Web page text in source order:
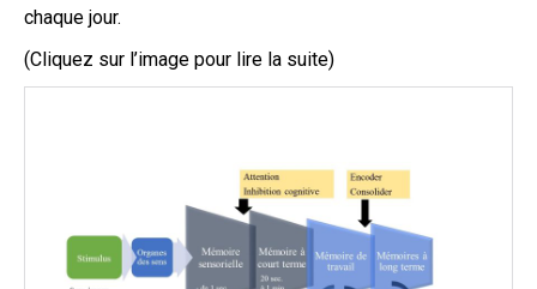
chaque jour.
(Cliquez sur l’image pour lire la suite)